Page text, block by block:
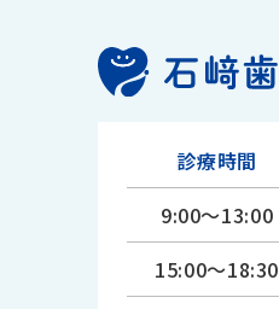
診療時間
9:00～13:00
15:00～18:30